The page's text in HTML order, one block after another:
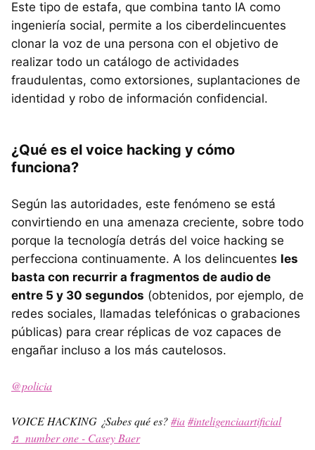
Este tipo de estafa, que combina tanto IA como
ingeniería social, permite a los ciberdelincuentes
clonar la voz de una persona con el objetivo de
realizar todo un catálogo de actividades
fraudulentas, como extorsiones, suplantaciones de
identidad y robo de información confidencial.
¿Qué es el voice hacking y cómo
funciona?
Según las autoridades, este fenómeno se está
convirtiendo en una amenaza creciente, sobre todo
porque la tecnología detrás del voice hacking se
perfecciona continuamente. A los delincuentes les
basta con recurrir a fragmentos de audio de
entre 5 y 30 segundos (obtenidos, por ejemplo, de
redes sociales, llamadas telefónicas o grabaciones
públicas) para crear réplicas de voz capaces de
engañar incluso a los más cautelosos.
@policia
VOICE HACKING ¿Sabes qué es?#ia#inteligenciaartificial
♬ number one - Casey Baer